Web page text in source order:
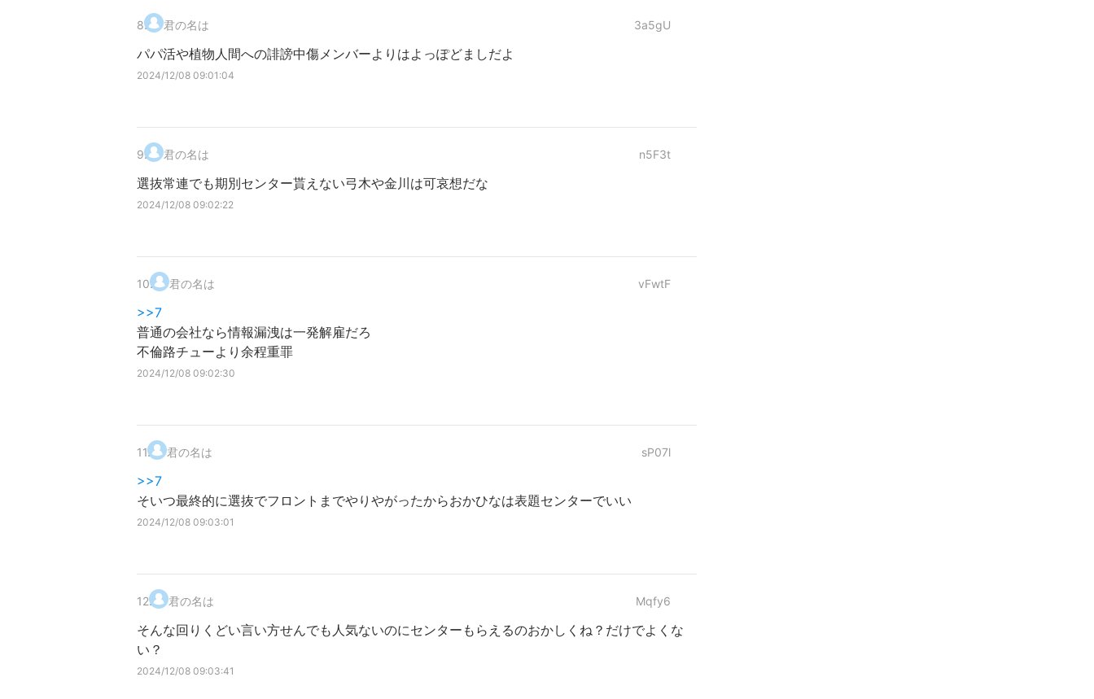
8. 君の名は 3a5gU
パパ活や植物人間への誹謗中傷メンバーよりはよっぽどましだよ
2024/12/08 09:01:04
9. 君の名は n5F3t
選抜常連でも期別センター貰えない弓木や金川は可哀想だな
2024/12/08 09:02:22
10. 君の名は vFwtF
>>7
普通の会社なら情報漏洩は一発解雇だろ
不倫路チューより余程重罪
2024/12/08 09:02:30
11. 君の名は sP07l
>>7
そいつ最終的に選抜でフロントまでやりやがったからおかひなは表題センターでいい
2024/12/08 09:03:01
12. 君の名は Mqfy6
そんな回りくどい言い方せんでも人気ないのにセンターもらえるのおかしくね？だけでよくな
い？
2024/12/08 09:03:41